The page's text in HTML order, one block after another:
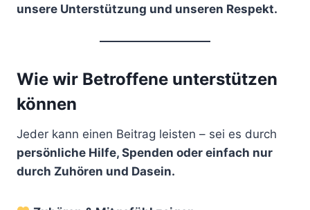
unsere Unterstützung und unseren Respekt.
Wie wir Betroffene unterstützen
können
Jeder kann einen Beitrag leisten – sei es durch
persönliche Hilfe, Spenden oder einfach nur
durch Zuhören und Dasein.